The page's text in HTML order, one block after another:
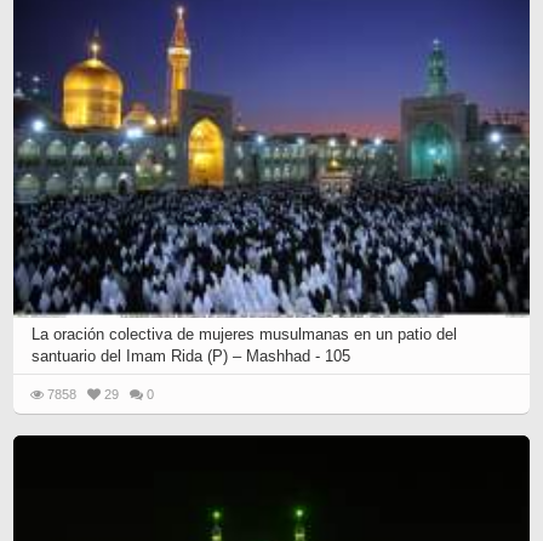
La oración colectiva de mujeres musulmanas en un patio del
santuario del Imam Rida (P) – Mashhad - 105
7858 29 0